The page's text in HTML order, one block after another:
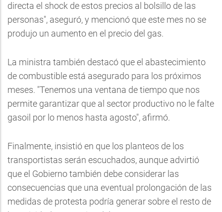
directa el shock de estos precios al bolsillo de las
personas", aseguró, y mencionó que este mes no se
produjo un aumento en el precio del gas.
La ministra también destacó que el abastecimiento
de combustible está asegurado para los próximos
meses. "Tenemos una ventana de tiempo que nos
permite garantizar que al sector productivo no le falte
gasoil por lo menos hasta agosto", afirmó.
Finalmente, insistió en que los planteos de los
transportistas serán escuchados, aunque advirtió
que el Gobierno también debe considerar las
consecuencias que una eventual prolongación de las
medidas de protesta podría generar sobre el resto de